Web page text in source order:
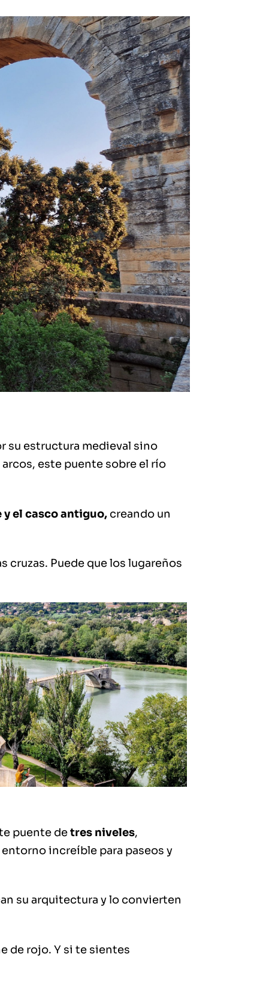
su estructura medieval sino
este puente sobre el río
el casco antiguo, creando un
cruzas. Puede que los lugareños
puente detres niveles,
increíble para paseos y
su arquitectura y lo convierten
de rojo. Y si te sientes